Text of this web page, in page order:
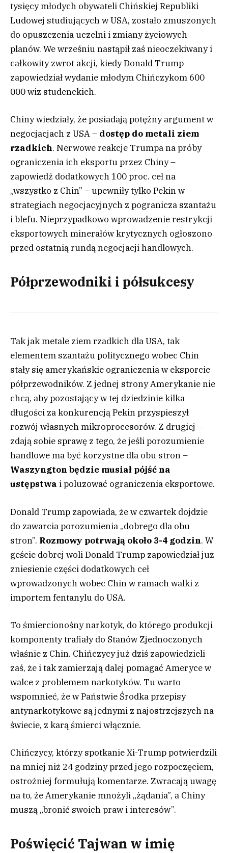
tysięcy młodych obywateli Chińskiej Republiki
Ludowej studiujących w USA, zostało zmuszonych
do opuszczenia uczelni i zmiany życiowych
planów. We wrześniu nastąpił zaś nieoczekiwany i
całkowity zwrot akcji, kiedy Donald Trump
zapowiedział wydanie młodym Chińczykom 600
000 wiz studenckich.
Chiny wiedziały, że posiadają potężny argument w
negocjacjach z USA – dostęp do metali ziem
rzadkich. Nerwowe reakcje Trumpa na próby
ograniczenia ich eksportu przez Chiny –
zapowiedź dodatkowych 100 proc. ceł na
„wszystko z Chin” – upewniły tylko Pekin w
strategiach negocjacyjnych z pogranicza szantażu
i blefu. Nieprzypadkowo wprowadzenie restrykcji
eksportowych minerałów krytycznych ogłoszono
przed ostatnią rundą negocjacji handlowych.
Półprzewodniki i półsukcesy
Tak jak metale ziem rzadkich dla USA, tak
elementem szantażu politycznego wobec Chin
stały się amerykańskie ograniczenia w eksporcie
półprzewodników. Z jednej strony Amerykanie nie
chcą, aby pozostający w tej dziedzinie kilka
długości za konkurencją Pekin przyspieszył
rozwój własnych mikroprocesorów. Z drugiej –
zdają sobie sprawę z tego, że jeśli porozumienie
handlowe ma być korzystne dla obu stron –
Waszyngton będzie musiał pójść na
ustępstwa i poluzować ograniczenia eksportowe.
Donald Trump zapowiada, że w czwartek dojdzie
do zawarcia porozumienia „dobrego dla obu
stron”. Rozmowy potrwają około 3-4 godzin. W
geście dobrej woli Donald Trump zapowiedział już
zniesienie części dodatkowych ceł
wprowadzonych wobec Chin w ramach walki z
importem fentanylu do USA.
To śmiercionośny narkotyk, do którego produkcji
komponenty trafiały do Stanów Zjednoczonych
właśnie z Chin. Chińczycy już dziś zapowiedzieli
zaś, że i tak zamierzają dalej pomagać Ameryce w
walce z problemem narkotyków. Tu warto
wspomnieć, że w Państwie Środka przepisy
antynarkotykowe są jednymi z najostrzejszych na
świecie, z karą śmierci włącznie.
Chińczycy, którzy spotkanie Xi-Trump potwierdzili
na mniej niż 24 godziny przed jego rozpoczęciem,
ostrożniej formułują komentarze. Zwracają uwagę
na to, że Amerykanie mnożyli „żądania”, a Chiny
muszą „bronić swoich praw i interesów”.
Poświęcić Tajwan w imię